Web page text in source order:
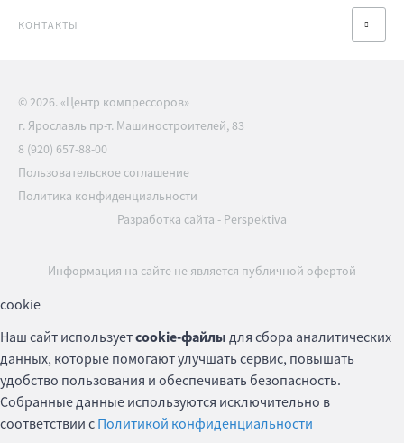
КОНТАКТЫ
© 2026. «Центр компрессоров»
г. Ярославль пр-т. Машиностроителей, 83
8 (920) 657-88-00
Пользовательское соглашение
Политика конфиденциальности
Разработка сайта - Perspektiva
Информация на сайте не является публичной офертой
cookie
Наш сайт используетcookie-файлы для сбора аналитических
данных, которые помогают улучшать сервис, повышать
удобство пользования и обеспечивать безопасность.
Собранные данные используются исключительно в
соответствии с Политикой конфиденциальности